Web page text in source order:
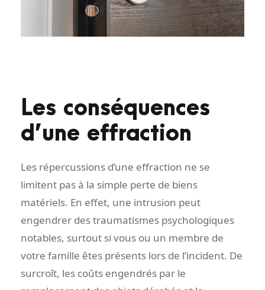
Les conséquences
d’une effraction
Les répercussions d’une effraction ne se
limitent pas à la simple perte de biens
matériels. En effet, une intrusion peut
engendrer des traumatismes psychologiques
notables, surtout si vous ou un membre de
votre famille êtes présents lors de l’incident. De
surcroît, les coûts engendrés par le